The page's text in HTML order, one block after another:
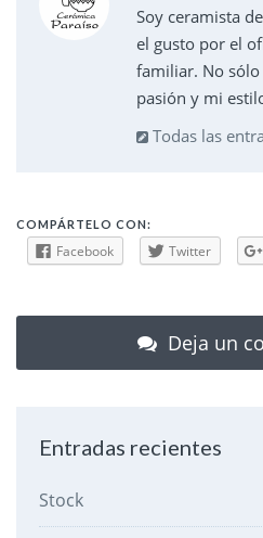
Soy ceramista
el gusto por el
familiar. No
pasión y mi
Todas las
COMPÁRTELO CON:
Facebook Twitter
Deja un
Entradas recientes
Stock